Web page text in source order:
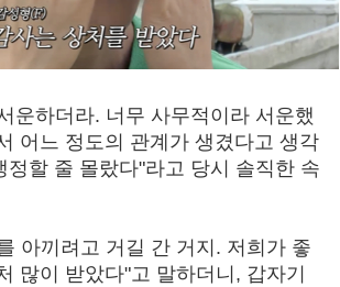
운하더라. 너무 사무적이라 서운했
어느 정도의 관계가 생겼다고 생각
정할 줄 몰랐다"라고 당시 솔직한 속
아끼려고 거길 간 거지. 저희가 좋
많이 받았다"고 말하더니, 갑자기